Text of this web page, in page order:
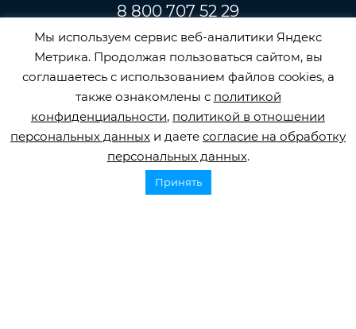
8 800 707 52 29
info@orbifond.ru
Подписаться
Мы используем сервис веб-аналитики Яндекс
Метрика. Продолжая пользоваться сайтом, вы
соглашаетесь с использованием файлов cookies, а
также ознакомлены с политикой
конфиденциальности, политикой в отношении
персональных данных и даете согласие на обработку
персональных данных.
Принять